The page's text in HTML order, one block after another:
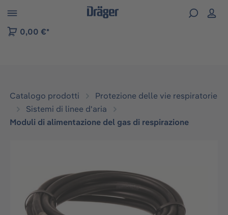
Skip to B2B platform navigation
0,00 €*
Catalogo prodotti
Protezione delle vie respiratorie
Sistemi di linee d'aria
Moduli di alimentazione del gas di respirazione